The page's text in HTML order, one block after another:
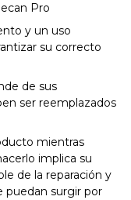
Pro
y un uso
su correcto
de sus
ser reemplazados
mientras
implica su
de la reparación y
puedan surgir por